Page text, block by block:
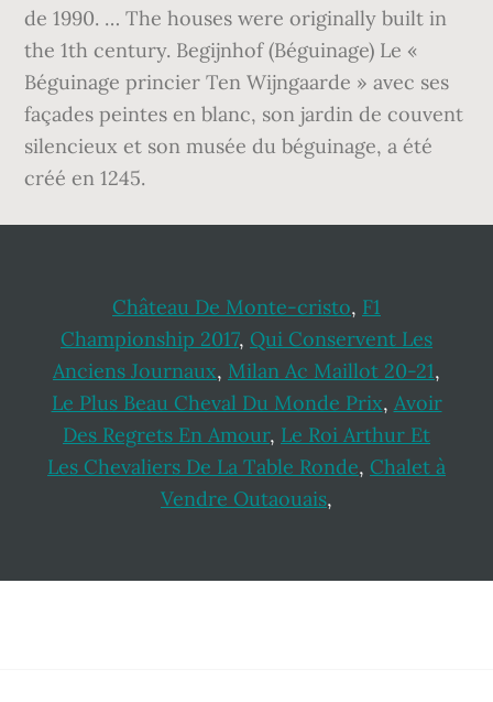
de 1990. … The houses were originally built in
the 1th century. Begijnhof (Béguinage) Le «
Béguinage princier Ten Wijngaarde » avec ses
façades peintes en blanc, son jardin de couvent
silencieux et son musée du béguinage, a été
créé en 1245.
Château De Monte-cristo, F1
Championship 2017, Qui Conservent Les
Anciens Journaux, Milan Ac Maillot 20-21,
Le Plus Beau Cheval Du Monde Prix, Avoir
Des Regrets En Amour, Le Roi Arthur Et
Les Chevaliers De La Table Ronde, Chalet à
Vendre Outaouais,